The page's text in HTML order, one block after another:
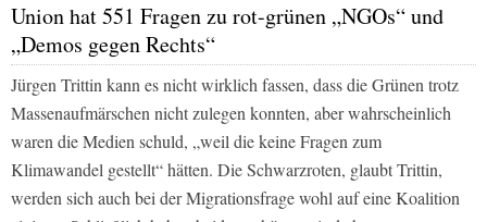
Union hat 551 Fragen zu rot-grünen „NGOs“ und
„Demos gegen Rechts“
Jürgen Trittin kann es nicht wirklich fassen, dass die Grünen trotz
Massenaufmärschen nicht zulegen konnten, aber wahrscheinlich
waren die Medien schuld, „weil die keine Fragen zum
Klimawandel gestellt“ hätten. Die Schwarzroten, glaubt Trittin,
werden sich auch bei der Migrationsfrage wohl auf eine Koalition